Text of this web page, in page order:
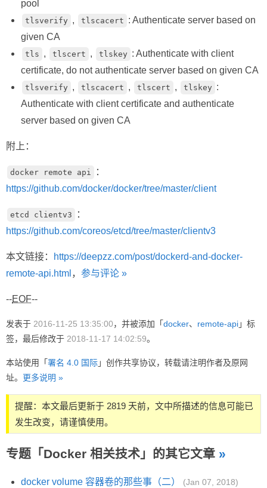
pool
tlsverify , tlscacert : Authenticate server based on
given CA
tls , tlscert , tlskey : Authenticate with client
certificate, do not authenticate server based on given CA
tlsverify , tlscacert , tlscert , tlskey :
Authenticate with client certificate and authenticate
server based on given CA
附上：
docker remote api
：
https://github.com/docker/docker/tree/master/client
etcd clientv3
：
https://github.com/coreos/etcd/tree/master/clientv3
本文链接：
https://deepzz.com/post/dockerd-and-docker-
remote-api.html ， 参与评论 »
--EOF--
发表于 2016-11-25 13:35:00，并被添加「docker、 remote-api」标
签，最后修改于 2018-11-17 14:02:59。
本站使用「署名 4.0 国际」创作共享协议，转载请注明作者及原网
址。 更多说明 »
提醒：本文最后更新于 2819 天前，文中所描述的信息可能已
发生改变，请谨慎使用。
专题「Docker 相关技术」的其它文章 »
docker volume 容器卷的那些事（二） (Jan 07, 2018)